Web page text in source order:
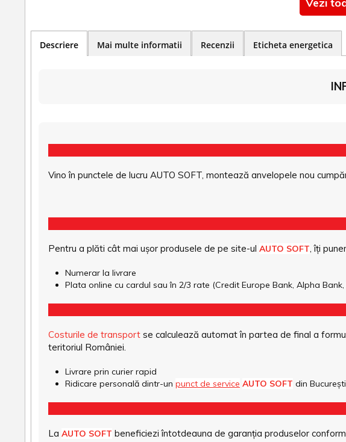
Descriere Mai multe informatii Recenzii Eticheta energetica
Vino în punctele de lucru AUTO SOFT, montează anvelopele nou
Pentru a plăti cât mai ușor produsele de pe site-ul AUTO SOFT, îți
Numerar la livrare
Plata online cu cardul sau în 2/3 rate (Credit Europe Bank, Alpha
Costurile de transport se calculează automat în partea de final a
teritoriul României.
Livrare prin curier rapid
Ridicare personală dintr-un punct de service AUTO SOFT din București
La AUTO SOFT beneficiezi întotdeauna de garanția produselor